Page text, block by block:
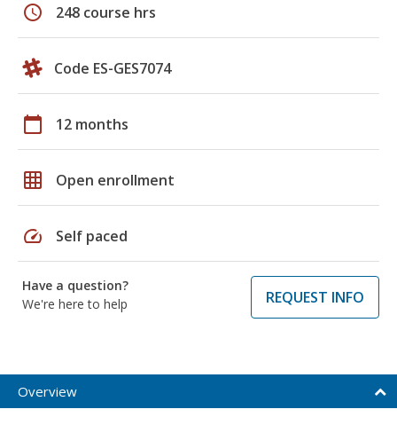
schedule 248 course hrs
Code ES-GES7074
calendar_today 12 months
grid_on Open enrollment
speed Self paced
Have a question?
We're here to help
REQUEST INFO
Overview